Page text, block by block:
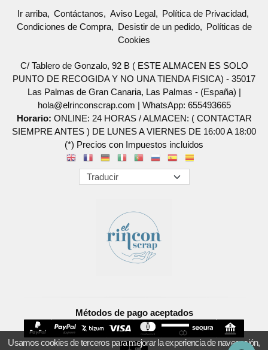
Ir arriba Contáctanos Aviso Legal
Política de Privacidad
Condiciones de Compra
Desistir de un pedido
Políticas de
Cookies
C/ Tablero de Gonzalo, 92 B ( ESTE ALMACEN ES SOLO
PUNTO DE RECOGIDA Y NO UNA TIENDA FISICA) - 35017
Las Palmas de Gran Canaria, Las Palmas - (España) |
hola@elrinconscrap.com | WhatsApp: 655493665
Horario: ONLINE: 24 HORAS / ALMACEN: ( CONTACTAR
SIEMPRE ANTES ) DE LUNES A VIERNES DE 16:00 A 18:00
(*) Precios con Impuestos incluidos
Métodos de pago aceptados
Usamos cookies de terceros para mejorar la experiencia de navegación,